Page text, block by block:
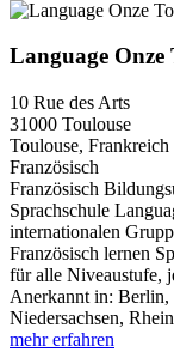
Language Onze
10 Rue des Arts
31000 Toulouse
Toulouse, Frankreich
Französisch
Französisch
Sprachschule
internationalen
Französisch lernen
für alle Niveaustufe,
Anerkannt in: Berlin,
Niedersachsen,
mehr erfahren